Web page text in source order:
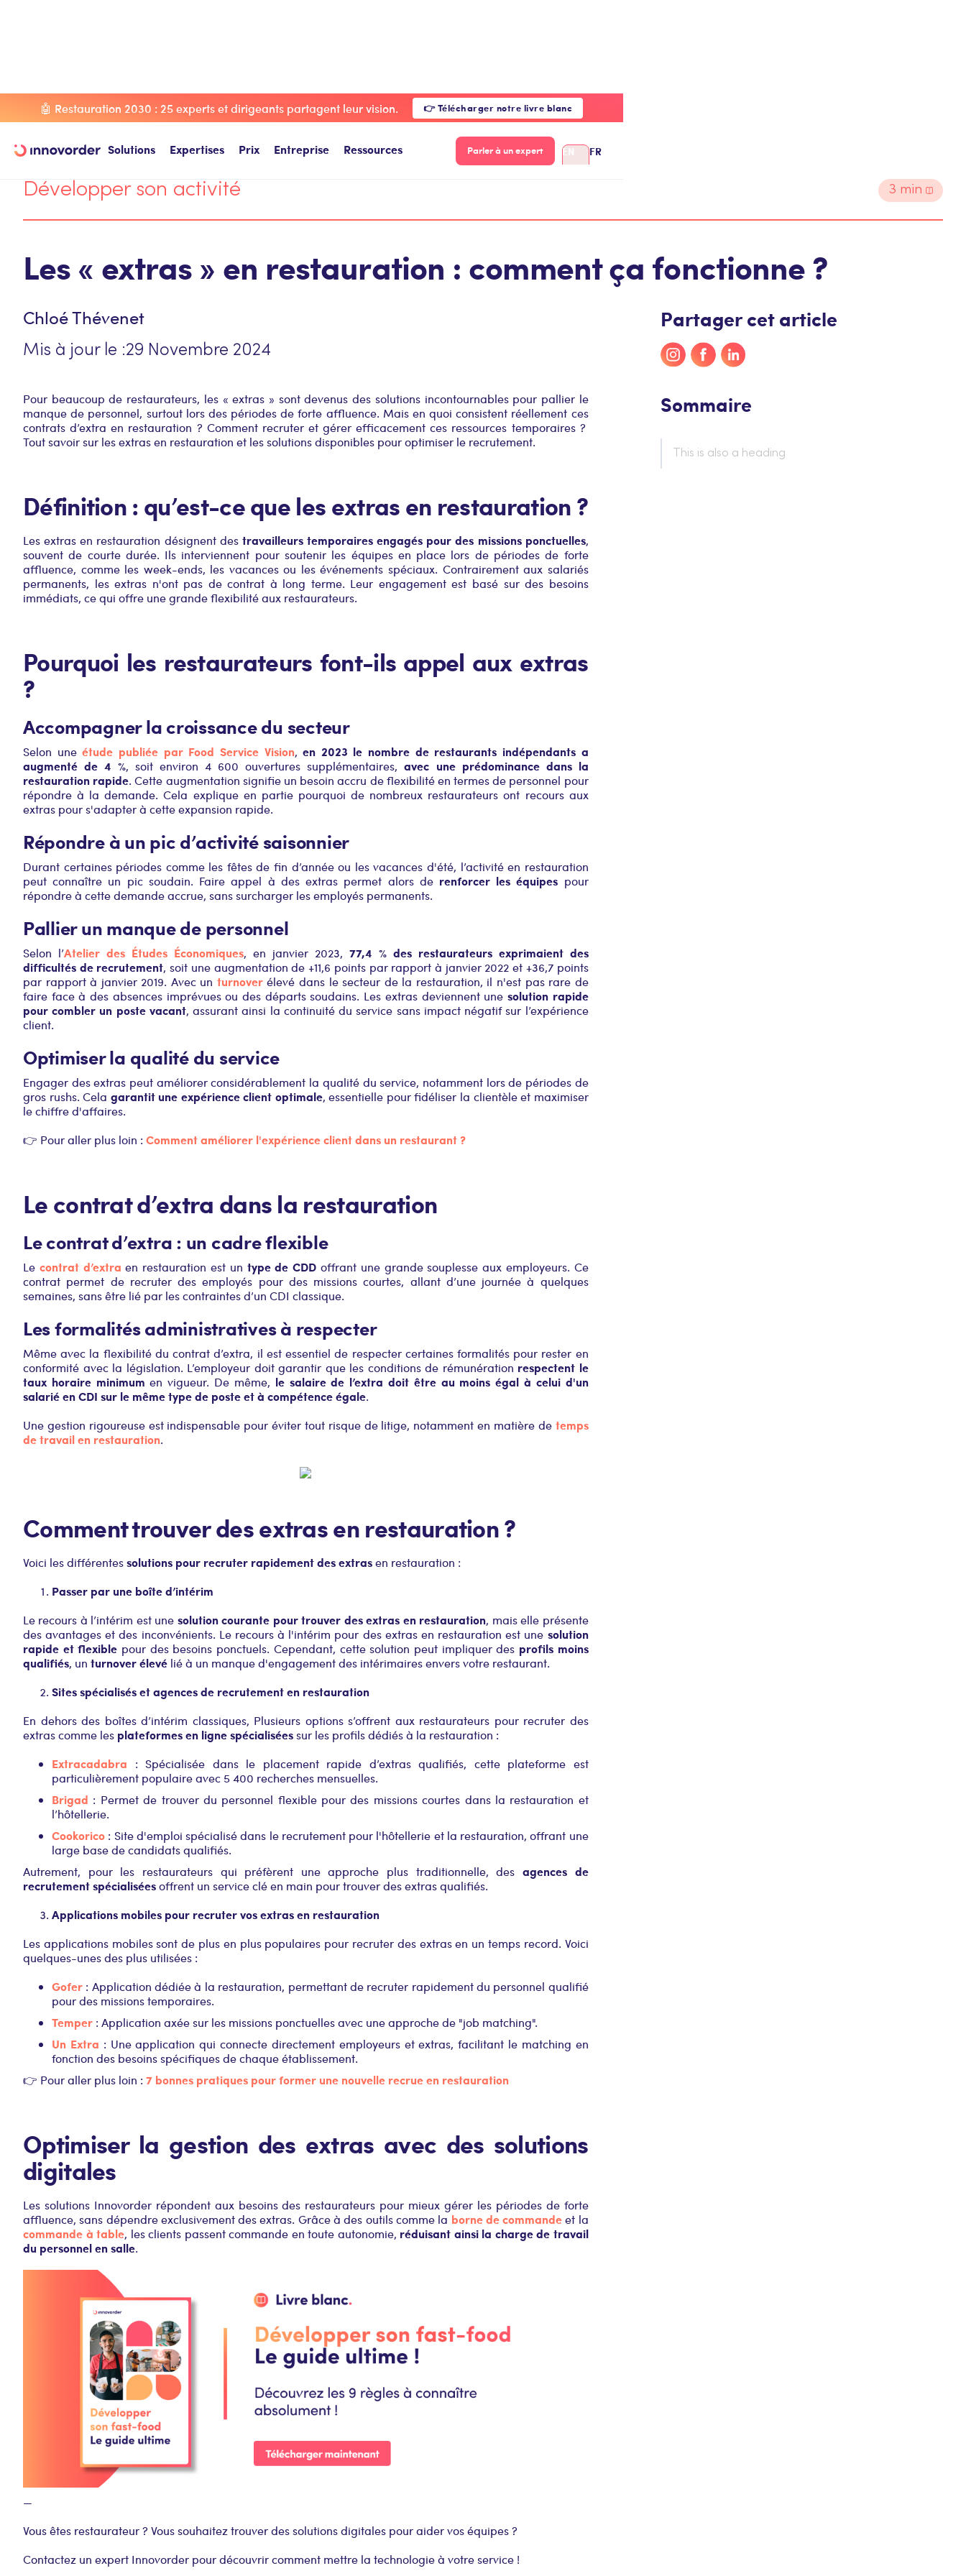
🤖 Restauration 2030 : 25 experts et dirigeants partagent leur vision. 👉 Télécharger notre livre blanc
Solutions Expertises Prix Entreprise Ressources Parler à un expert EN FR
Blog Innovorder Les « extras » en restauration : comment ça fonctionne ?
Développer son activité 3 min
Les « extras » en restauration : comment ça fonctionne ?
Chloé Thévenet
Mis à jour le :29 Novembre 2024
Partager cet article
Pour beaucoup de restaurateurs, les « extras » sont devenus des solutions incontournables pour pallier le
manque de personnel, surtout lors des périodes de forte affluence. Mais en quoi consistent réellement ces
contrats d’extra en restauration ? Comment recruter et gérer efficacement ces ressources temporaires ?
Tout savoir sur les extras en restauration et les solutions disponibles pour optimiser le recrutement.
Définition : qu’est-ce que les extras en restauration ?
Les extras en restauration désignent des travailleurs temporaires engagés pour des missions ponctuelles,
souvent de courte durée. Ils interviennent pour soutenir les équipes en place lors de périodes de forte
affluence, comme les week-ends, les vacances ou les événements spéciaux. Contrairement aux salariés
permanents, les extras n'ont pas de contrat à long terme. Leur engagement est basé sur des besoins
immédiats, ce qui offre une grande flexibilité aux restaurateurs.
Pourquoi les restaurateurs font-ils appel aux extras
?
Accompagner la croissance du secteur
Selon uneétude publiée par Food Service Vision,en 2023 le nombre de restaurants indépendants a
augmenté de 4 %, soit environ 4 600 ouvertures supplémentaires,avec une prédominance dans la
restauration rapide. Cette augmentation signifie un besoin accru de flexibilité en termes de personnel pour
répondre à la demande. Cela explique en partie pourquoi de nombreux restaurateurs ont recours aux
extras pour s'adapter à cette expansion rapide.
Répondre à un pic d’activité saisonnier
Durant certaines périodes comme les fêtes de fin d’année ou les vacances d'été, l’activité en restauration
peut connaître un pic soudain. Faire appel à des extras permet alors de renforcer les équipes pour
répondre à cette demande accrue, sans surcharger les employés permanents.
Pallier un manque de personnel
Selon l’Atelier des Études Économiques, en janvier 2023, 77,4 % des restaurateurs exprimaient des
difficultés de recrutement, soit une augmentation de +11,6 points par rapport à janvier 2022 et +36,7 points
par rapport à janvier 2019. Avec un turnoverélevé dans le secteur de la restauration, il n'est pas rare de
faire face à des absences imprévues ou des départs soudains. Les extras deviennent une solution rapide
pour combler un poste vacant, assurant ainsi la continuité du service sans impact négatif sur l’expérience
client.
Optimiser la qualité du service
Engager des extras peut améliorer considérablement la qualité du service, notamment lors de périodes de
gros rushs. Cela garantit une expérience client optimale, essentielle pour fidéliser la clientèle et maximiser
le chiffre d'affaires.
👉 Pour aller plus loin : Comment améliorer l'expérience client dans un restaurant ?
Le contrat d’extra dans la restauration
Le contrat d’extra : un cadre flexible
Le contrat d’extra en restauration est un type de CDD offrant une grande souplesse aux employeurs. Ce
contrat permet de recruter des employés pour des missions courtes, allant d’une journée à quelques
semaines, sans être lié par les contraintes d’un CDI classique.
Les formalités administratives à respecter
Même avec la flexibilité du contrat d’extra, il est essentiel de respecter certaines formalités pour rester en
conformité avec la législation. L’employeur doit garantir que les conditions de rémunération respectent le
taux horaire minimum en vigueur. De même, le salaire de l’extra doit être au moins égal à celui d'un
salarié en CDI sur le même type de poste et à compétence égale.
Une gestion rigoureuse est indispensable pour éviter tout risque de litige, notamment en matière de temps
de travail en restauration.
Comment trouver des extras en restauration ?
Voici les différentessolutions pour recruter rapidement des extrasen restauration :
Passer par une boîte d’intérim
Le recours à l’intérim est une solution courante pour trouver des extras en restauration, mais elle présente
des avantages et des inconvénients. Le recours à l'intérim pour des extras en restauration est une solution
rapide et flexible pour des besoins ponctuels. Cependant, cette solution peut impliquer des profils moins
qualifiés, un turnover élevé lié à un manque d'engagement des intérimaires envers votre restaurant.
Sites spécialisés et agences de recrutement en restauration
En dehors des boîtes d’intérim classiques, Plusieurs options s’offrent aux restaurateurs pour recruter des
extras comme les plateformes en ligne spécialiséessur les profils dédiés à la restauration :
Extracadabra : Spécialisée dans le placement rapide d’extras qualifiés, cette plateforme est
particulièrement populaire avec 5 400 recherches mensuelles.
Brigad : Permet de trouver du personnel flexible pour des missions courtes dans la restauration et
l’hôtellerie.
Cookorico : Site d'emploi spécialisé dans le recrutement pour l'hôtellerie et la restauration, offrant une
large base de candidats qualifiés.
Autrement, pour les restaurateurs qui préfèrent une approche plus traditionnelle, desagences de
recrutement spécialiséesoffrent un service clé en main pour trouver des extras qualifiés.
Applications mobiles pour recruter vos extras en restauration
Les applications mobiles sont de plus en plus populaires pour recruter des extras en un temps record. Voici
quelques-unes des plus utilisées :
Gofer : Application dédiée à la restauration, permettant de recruter rapidement du personnel qualifié
pour des missions temporaires.
Temper : Application axée sur les missions ponctuelles avec une approche de "job matching".
Un Extra : Une application qui connecte directement employeurs et extras, facilitant le matching en
fonction des besoins spécifiques de chaque établissement.
👉 Pour aller plus loin : 7 bonnes pratiques pour former une nouvelle recrue en restauration
Optimiser la gestion des extras avec des solutions
digitales
Les solutions Innovorder répondent aux besoins des restaurateurs pour mieux gérer les périodes de forte
affluence, sans dépendre exclusivement des extras. Grâce à des outils comme la borne de commandeet la
commande à table, les clients passent commande en toute autonomie, réduisant ainsi la charge de travail
du personnel en salle.
—
Vous êtes restaurateur ? Vous souhaitez trouver des solutions digitales pour aider vos équipes ?
Contactez un expert Innovorder pour découvrir comment mettre la technologie à votre service !
Sommaire
This is also a heading